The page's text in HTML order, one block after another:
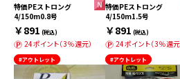
特価PEストロング
4/150m0.8号
￥891 (税込)
24ポイント（3％還元）
#アウトレット
特価PEストロング
4/150m1.5号
￥891 (税込)
24ポイント（3％還元
#アウトレット